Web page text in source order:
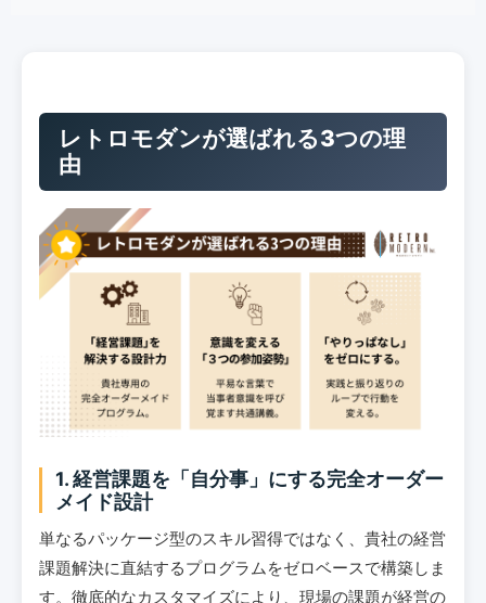
レトロモダンが選ばれる3つの理
由
1. 経営課題を「自分事」にする完全オーダー
メイド設計
単なるパッケージ型のスキル習得ではなく、貴社の経営
課題解決に直結するプログラムをゼロベースで構築しま
す。徹底的なカスタマイズにより、現場の課題が経営の